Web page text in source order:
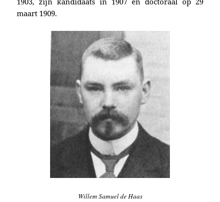
maart 1909.
Willem Samuel de Haas